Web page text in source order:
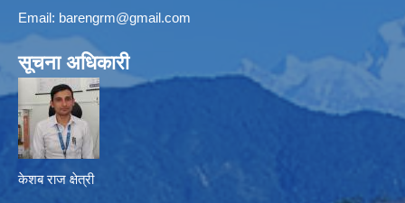
Email: barengrm@gmail.com
सूचना अधिकारी
केशब राज क्षेत्री